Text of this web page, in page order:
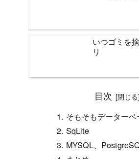
いつゴミを
リ
目次
そもそもデーターベ
SqLite
MYSQL、